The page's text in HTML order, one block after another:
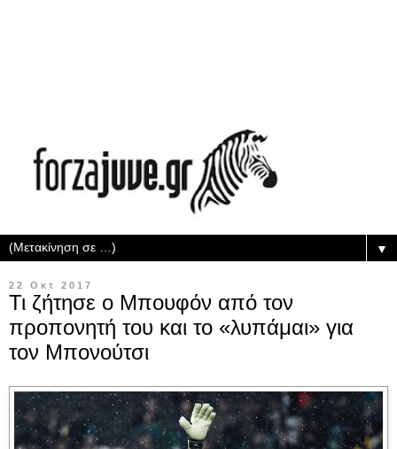
▼
22 Οκτ 2017
Τι ζήτησε ο Μπουφόν από τον
προπονητή του και το «λυπάμαι» για
τον Μπονούτσι